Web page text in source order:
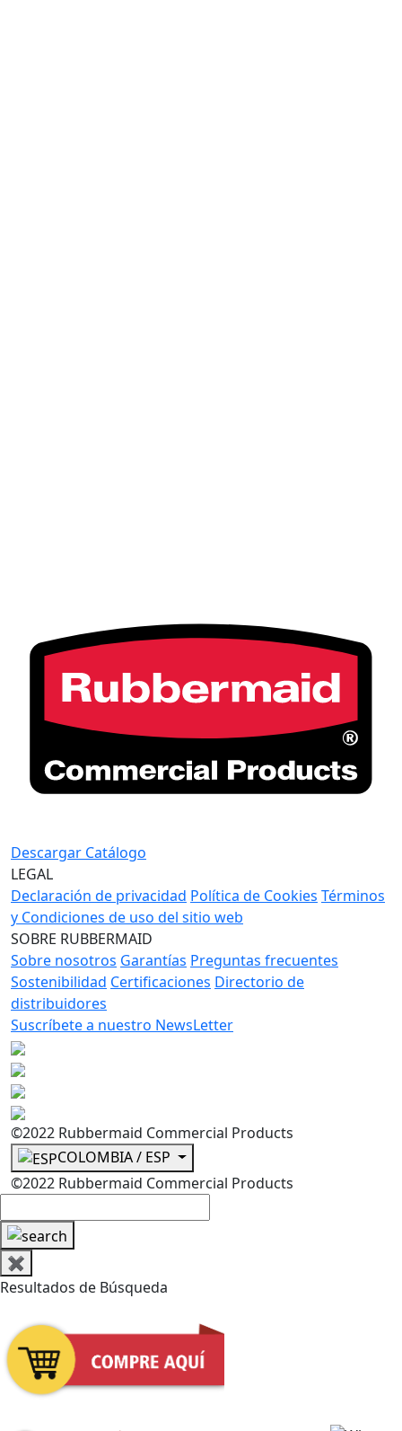
Descargar Catálogo
LEGAL
Declaración de privacidad Política de Cookies Términos
y Condiciones de uso del sitio web
SOBRE RUBBERMAID
Sobre nosotros Garantías Preguntas frecuentes
Sostenibilidad Certificaciones Directorio de
distribuidores
Suscríbete a nuestro NewsLetter
©2022 Rubbermaid Commercial Products
COLOMBIA / ESP
©2022 Rubbermaid Commercial Products
✖
Resultados de Búsqueda